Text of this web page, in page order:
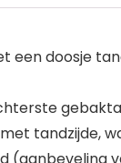
een doosje
tandzijde,